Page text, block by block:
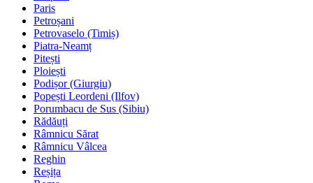
Paris
Petroșani
Petrovaselo (Timiș)
Piatra-Neamț
Pitești
Ploiești
Podișor (Giurgiu)
Popești Leordeni (Ilfov)
Porumbacu de Sus (Sibiu)
Rădăuți
Râmnicu Sărat
Râmnicu Vâlcea
Reghin
Reșița